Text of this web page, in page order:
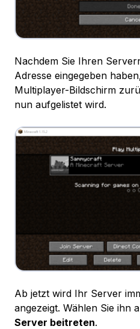
Nachdem Sie Ihren
Adresse eingegeben
Multiplayer-Bildschirm
nun aufgelistet wird.
Ab jetzt wird Ihr Server
angezeigt. Wählen Sie ihn
Server beitreten.